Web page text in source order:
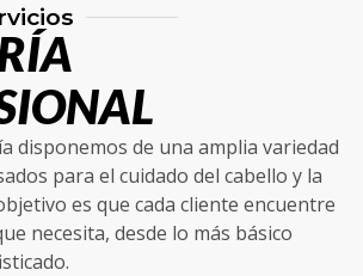
disponemos de una amplia variedad
para el cuidado del cabello y la
es que cada cliente encuentre
necesita, desde lo más básico